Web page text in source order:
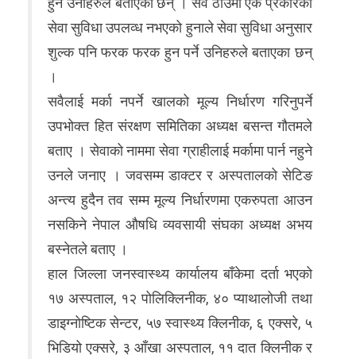
सेवा सुविधा उपलव्ध नभएको हुनाले सेवा सुविधा अनुसार
शुल्क पनि फरक फरक हुन पर्ने उनिहरुले बताएका छन्
।
सवैलाई मर्का नपर्ने खालको मूल्य निर्धारण गरिनुपर्ने
उपभोक्त हित संरक्षण समितिका अध्यक्ष बसन्त गौतमले
बताए । सेवाको नाममा सेवा ग्राहीलाई मर्कामा पार्न नहुने
उनले जनाए । जवसम्म डाक्टर र अस्पतालको सेटिङ
अन्त्य हुदैन तव सम्म मूल्य निर्धारणमा एकरुपता आउन
नसकिने नेपाल औषधि व्यवसायी संघका अध्यक्ष अभय
बस्नेतले बताए ।
हाल जिल्ला जनस्वास्थ्य कार्यालय बाँकेमा दर्ता भएको
१७ अस्पताल, १२ पोलिक्लिनीक, ४० प्याथालोजी तथा
डाइग्नोष्टिक सेन्टर, ५७ स्वास्थ्य क्लिनीक, ६ एक्सरे, ५
भिडियो एक्सरे, ३ आँखा अस्पताल, ११ दात क्लिनीक र